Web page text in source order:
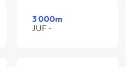
3 000m
JUF -